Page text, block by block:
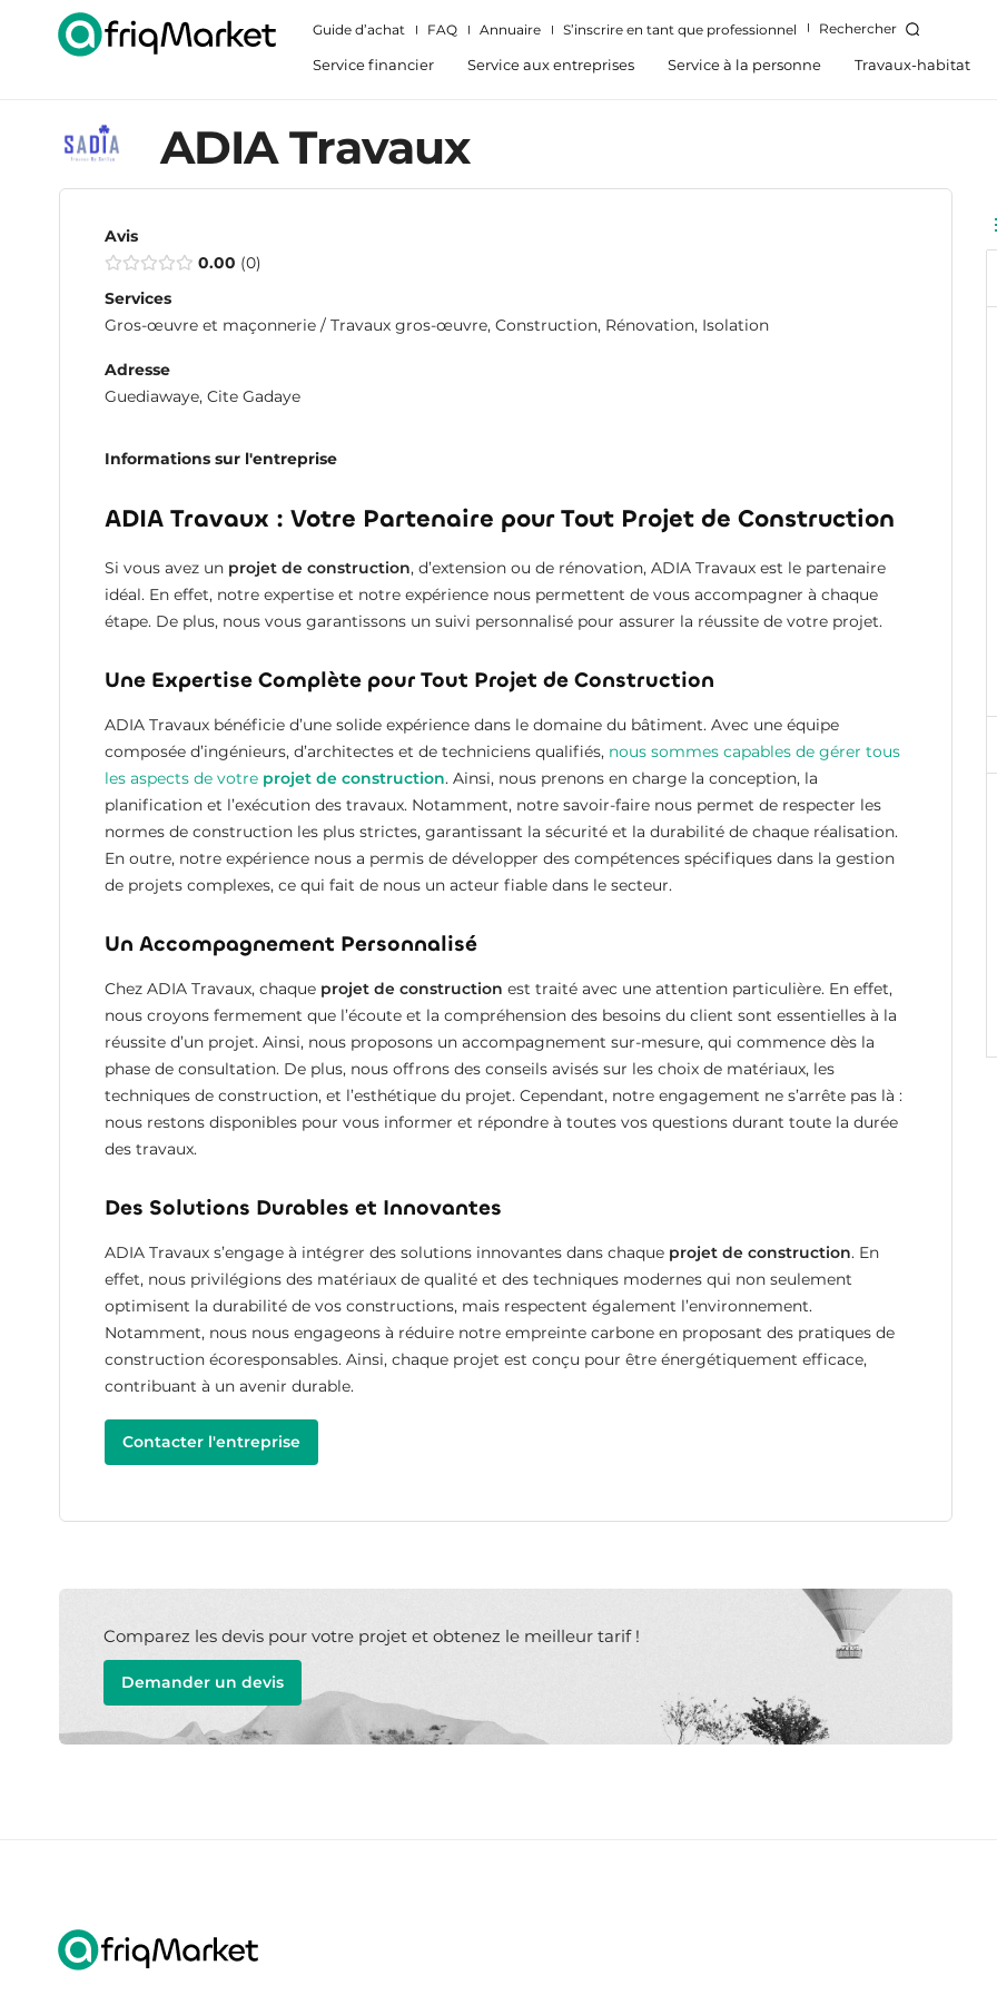
Guide d’achat FAQ Annuaire S’inscrire en tant que professionnel Rechercher
Service financier Service aux entreprises Service à la personne Travaux-habitat
ADIA Travaux
Avis
0.00 0
Services
Gros-œuvre et maçonnerie / Travaux gros-œuvre, Construction, Rénovation, Isolation
Adresse
Guediawaye, Cite Gadaye
Informations sur l'entreprise
ADIA Travaux : Votre Partenaire pour Tout Projet de Construction
Si vous avez un projet de construction, d’extension ou de rénovation, ADIA Travaux est le partenaire
idéal. En effet, notre expertise et notre expérience nous permettent de vous accompagner à chaque
étape. De plus, nous vous garantissons un suivi personnalisé pour assurer la réussite de votre projet.
Une Expertise Complète pour Tout Projet de Construction
ADIA Travaux bénéficie d’une solide expérience dans le domaine du bâtiment. Avec une équipe
composée d’ingénieurs, d’architectes et de techniciens qualifiés, nous sommes capables de gérer tous
les aspects de votre projet de construction. Ainsi, nous prenons en charge la conception, la
planification et l’exécution des travaux. Notamment, notre savoir-faire nous permet de respecter les
normes de construction les plus strictes, garantissant la sécurité et la durabilité de chaque réalisation.
En outre, notre expérience nous a permis de développer des compétences spécifiques dans la gestion
de projets complexes, ce qui fait de nous un acteur fiable dans le secteur.
Un Accompagnement Personnalisé
Chez ADIA Travaux, chaque projet de construction est traité avec une attention particulière. En effet,
nous croyons fermement que l’écoute et la compréhension des besoins du client sont essentielles à la
réussite d’un projet. Ainsi, nous proposons un accompagnement sur-mesure, qui commence dès la
phase de consultation. De plus, nous offrons des conseils avisés sur les choix de matériaux, les
techniques de construction, et l’esthétique du projet. Cependant, notre engagement ne s’arrête pas là :
nous restons disponibles pour vous informer et répondre à toutes vos questions durant toute la durée
des travaux.
Des Solutions Durables et Innovantes
ADIA Travaux s’engage à intégrer des solutions innovantes dans chaque projet de construction. En
effet, nous privilégions des matériaux de qualité et des techniques modernes qui non seulement
optimisent la durabilité de vos constructions, mais respectent également l’environnement.
Notamment, nous nous engageons à réduire notre empreinte carbone en proposant des pratiques de
construction écoresponsables. Ainsi, chaque projet est conçu pour être énergétiquement efficace,
contribuant à un avenir durable.
Contacter l'entreprise
Comparez les devis pour votre projet et obtenez le meilleur tarif !
Demander un devis